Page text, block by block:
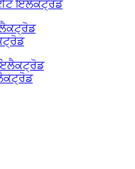
ਇਲੈਕਟ੍ਰੋਡ